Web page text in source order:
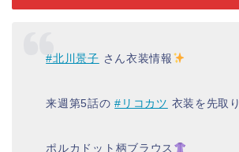
#北川景子 さん衣装情報
来週第5話の#リコカツ 衣装を先取り
ポルカドット柄ブラウス